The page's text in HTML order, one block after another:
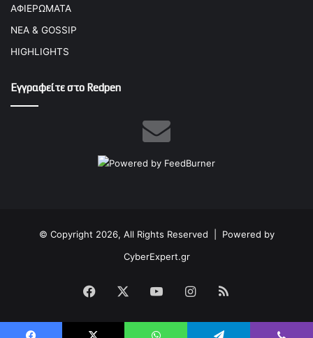
ΑΦΙΕΡΩΜΑΤΑ
ΝΕΑ & GOSSIP
HIGHLIGHTS
Εγγραφείτε στο Redpen
© Copyright 2026, All Rights Reserved | Powered by
CyberExpert.gr
Facebook YouTubeInstagram